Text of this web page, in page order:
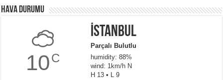
Hava Durumu
10C
İstanbul
Parçalı Bulutlu
humidity: 88%
wind: 1km/h N
H 13 • L 9